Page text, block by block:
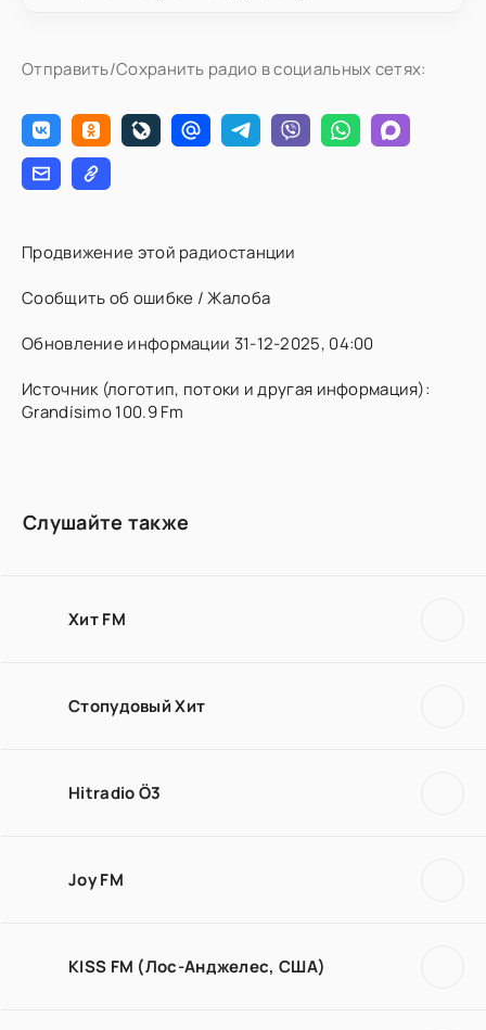
Отправить/Сохранить радио в социальных сетях:
Продвижение этой радиостанции
Сообщить об ошибке / Жалоба
Обновление информации 31-12-2025, 04:00
Источник (логотип, потоки и другая информация):
Grandísimo 100.9 Fm
Слушайте также
Хит FM
Стопудовый Хит
Hitradio Ö3
Joy FM
KISS FM (Лос-Анджелес, США)